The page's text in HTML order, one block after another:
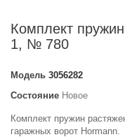
Комплект
1, № 780
Модель 3056282
Состояние Новое
Комплект пружин
гаражных ворот Hormann.